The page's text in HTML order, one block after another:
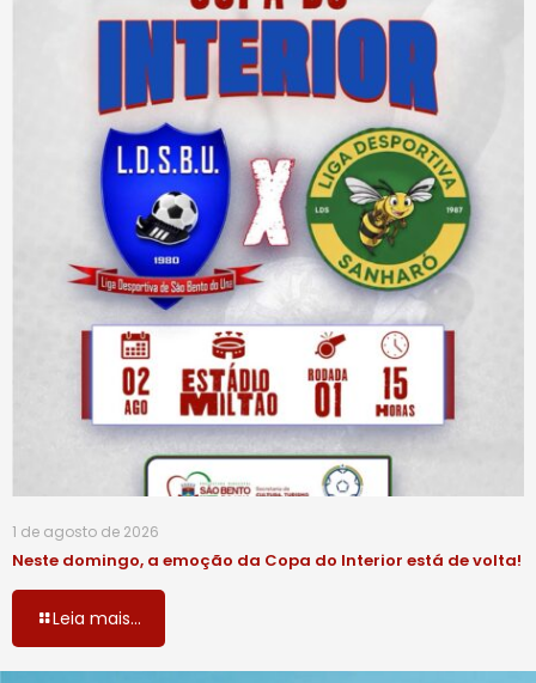
1 de agosto de 2026
Neste domingo, a emoção da Copa do Interior está de volta!
Leia mais...